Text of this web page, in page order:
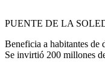
PUENTE DE LA
Beneficia a habitantes de
Se invirtió 200 millones